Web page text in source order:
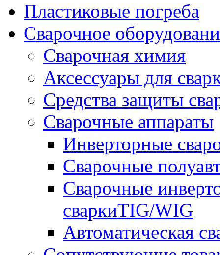
Пластиковые погреба
Сварочное
Сварочная химия
Аксессуары для
Средства защиты
Сварочные аппараты
Инверторные
Сварочные
Сварочные
сваркиTIG/WIG
Автоматическая